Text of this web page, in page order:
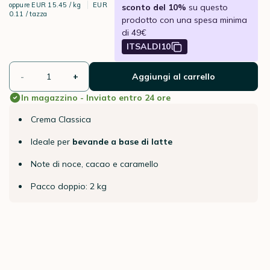
oppure EUR 15.45 / kg
EUR
0.11 / tazza
sconto del 10% su questo
prodotto con una spesa minima
di 49€
ITSALDI10
- +
Aggiungi al carrello
In magazzino - Inviato entro 24 ore
Crema Classica
Ideale per bevande a base di latte
Note di noce, cacao e caramello
Pacco doppio: 2 kg